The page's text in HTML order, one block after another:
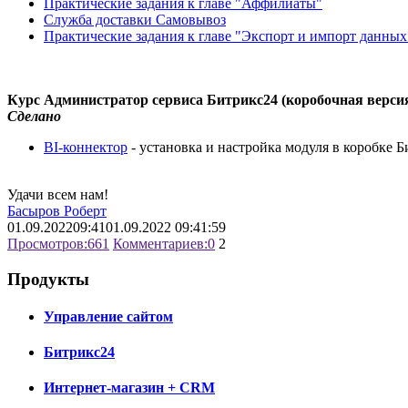
Служба доставки Самовывоз
Практические задания к главе "Экспорт и импорт
Курс Администратор сервиса Битрикс24 (коробочная
Сделано
BI-коннектор - установка и настройка модуля в коробке
Удачи всем нам!
Басыров Роберт
01.09.202209:4101.09.2022 09:41:59
Просмотров:661 Комментариев:0 2
Продукты
Управление сайтом
Битрикс24
Интернет-магазин + CRM